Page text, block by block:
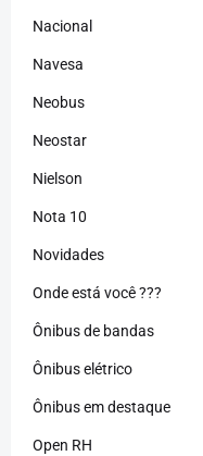
Nacional
Navesa
Neobus
Neostar
Nielson
Nota 10
Novidades
Onde está você ???
Ônibus de bandas
Ônibus elétrico
Ônibus em destaque
Open RH